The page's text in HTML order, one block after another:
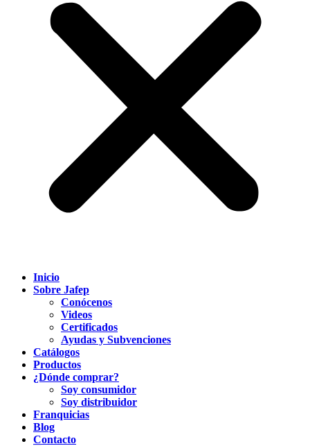
Inicio
Sobre Jafep
Conócenos
Videos
Certificados
Ayudas y Subvenciones
Catálogos
Productos
¿Dónde comprar?
Soy consumidor
Soy distribuidor
Franquicias
Blog
Contacto